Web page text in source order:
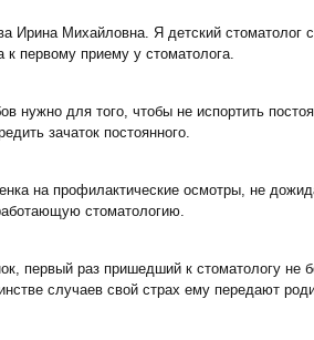
Ирина Михайловна. Я детский стоматолог
к первому приему у стоматолога.
нужно для того, чтобы не испортить
зачаток постоянного.
на профилактические осмотры, не
стоматологию.
первый раз пришедший к стоматологу не
случаев свой страх ему передают